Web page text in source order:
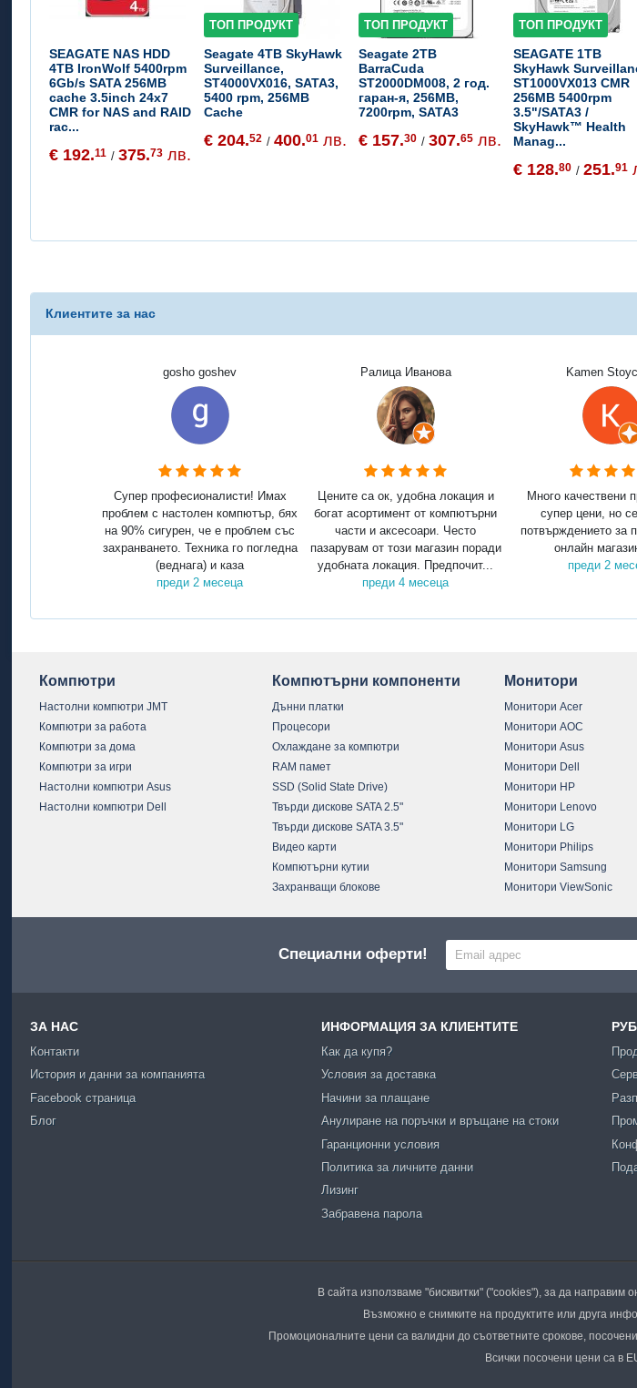
SEAGATE NAS HDD
4TB IronWolf 5400rpm
6Gb/s SATA 256MB
cache 3.5inch 24x7
CMR for NAS and RAID
rac...
€ 192.11 /375.73 лв.
ТОП ПРОДУКТ
Seagate 4TB SkyHawk
Surveillance,
ST4000VX016, SATA3,
5400 rpm, 256MB
Cache
€ 204.52 /400.01 лв.
ТОП ПРОДУКТ
Seagate 2TB
BarraCuda
ST2000DM008, 2 год.
гаран-я, 256MB,
7200rpm, SATA3
€ 157.30 /307.65 лв.
ТОП ПРОДУКТ
SEAGATE 1TB
SkyHawk
ST1000VX013 CMR
256MB 5400rpm
3.5"/SATA3 /
SkyHawk™ Health
Manag...
€ 128.80 /251.91
Клиентите за нас
gosho goshev
Супер професионалисти! Имах
проблем с настолен компютър, бях
на 90% сигурен, че е проблем със
захранването. Техника го погледна
(веднага) и каза
преди 2 месеца
Ралица Иванова
Цените са ок, удобна локация и
богат асортимент от компютърни
части и аксесоари. Често
пазарувам от този магазин поради
удобната локация. Предпочит...
преди 4 месеца
Kamen
Много качествени
супер цени, но
потвърждението за
онлайн
преди 2
Компютри
Настолни компютри JMT
Компютри за работа
Компютри за дома
Компютри за игри
Настолни компютри Asus
Настолни компютри Dell
Компютърни компоненти
Дънни платки
Процесори
Охлаждане за компютри
RAM памет
SSD (Solid State Drive)
Твърди дискове SATA 2.5"
Твърди дискове SATA 3.5"
Видео карти
Компютърни кутии
Захранващи блокове
Монитори
Монитори Acer
Монитори AOC
Монитори Asus
Монитори Dell
Монитори HP
Монитори Lenovo
Монитори LG
Монитори Philips
Монитори Samsung
Монитори ViewSonic
Специални оферти!
ЗА НАС
Контакти
История и данни за компанията
Facebook страница
Блог
ИНФОРМАЦИЯ ЗА КЛИЕНТИТЕ
Как да купя?
Условия за доставка
Начини за плащане
Анулиране на поръчки и връщане на стоки
Гаранционни условия
Политика за личните данни
Лизинг
Забравена парола
В сайта използваме "бисквитки" ("cookies"), за да
Възможно е снимките на продуктите или друга
Промоционалните цени са валидни до съответните срокове,
Всички посочени цени са в